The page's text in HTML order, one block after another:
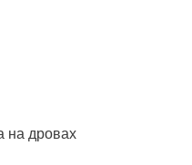
на дровах